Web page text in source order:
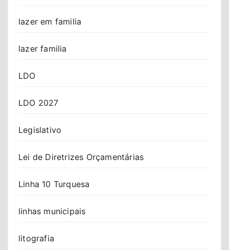
lazer em familia
lazer familia
LDO
LDO 2027
Legislativo
Lei de Diretrizes Orçamentárias
Linha 10 Turquesa
linhas municipais
litografia